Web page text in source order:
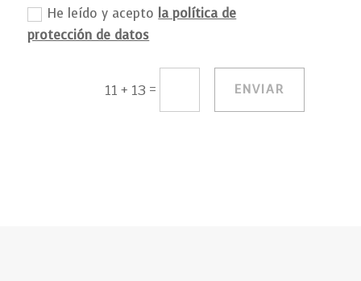
He leído y acepto la política de
protección de datos
11 + 13 = ENVIAR